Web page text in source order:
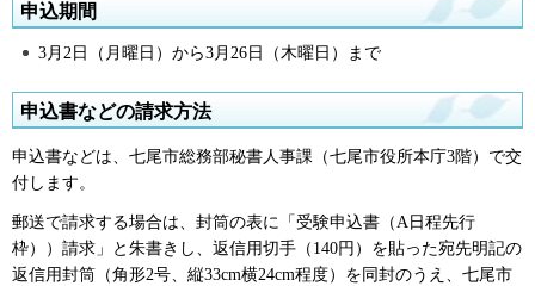
申込期間
3月2日（月曜日）から3月26日（木曜日）まで
申込書などの請求方法
申込書などは、七尾市総務部秘書人事課（七尾市役所本庁3階）で交
付します。
郵送で請求する場合は、封筒の表に「受験申込書（A日程先行
枠））請求」と朱書きし、返信用切手（140円）を貼った宛先明記の
返信用封筒（角形2号、縦33cm横24cm程度）を同封のうえ、七尾市